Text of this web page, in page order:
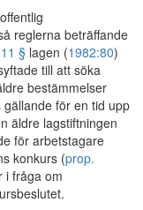
reglerna beträffande
11 § lagen (1982:80)
till att söka
bestämmelser
för en tid upp
äldre lagstiftningen
för arbetstagare
konkurs (prop.
i fråga om